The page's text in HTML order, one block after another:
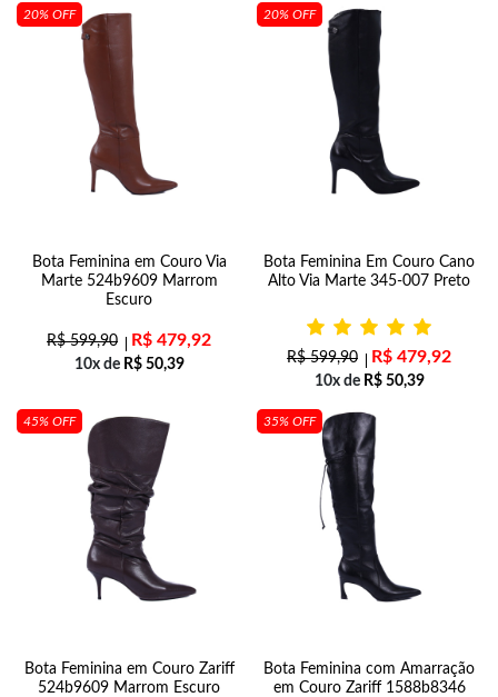
20% OFF
Bota Feminina em Couro Via
Marte 524b9609 Marrom
Escuro
R$599,90 R$ 479,92
10x de R$50,39
20% OFF
Bota Feminina Em Couro Cano
Alto Via Marte 345-007 Preto
R$599,90 R$ 479,92
10x de R$50,39
45% OFF
Bota Feminina em Couro Zariff
524b9609 Marrom Escuro
35% OFF
Bota Feminina com Amarração
em Couro Zariff 1588b8346